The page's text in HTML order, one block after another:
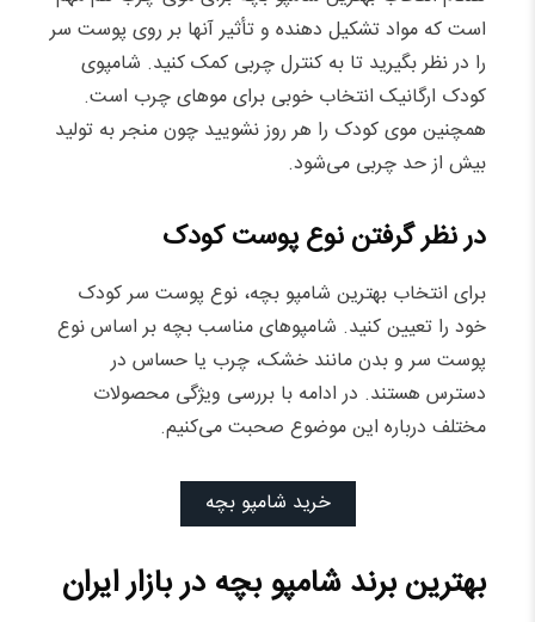
است که مواد تشکیل دهنده و تأثیر آنها بر روی پوست سر
را در نظر بگیرید تا به کنترل چربی کمک کنید. شامپوی
کودک ارگانیک انتخاب خوبی برای موهای چرب است.
همچنین موی کودک را هر روز نشویید چون منجر به تولید
بیش از حد چربی می‌شود.
در نظر گرفتن نوع پوست کودک
برای انتخاب بهترین شامپو بچه، نوع پوست سر کودک
خود را تعیین کنید. شامپوهای مناسب بچه بر اساس نوع
پوست سر و بدن مانند خشک، چرب یا حساس در
دسترس هستند. در ادامه با بررسی ویژگی محصولات
مختلف درباره این موضوع صحبت می‌کنیم.
خرید شامپو بچه
بهترین برند شامپو بچه در بازار ایران